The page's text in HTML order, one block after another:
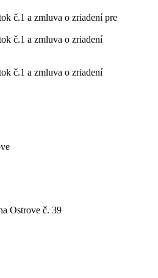
č.1 a zmluva o zriadení pre
č.1 a zmluva o zriadení
č.1 a zmluva o zriadení
Ostrove č. 39